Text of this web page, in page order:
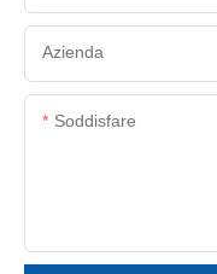
Azienda
Soddisfare